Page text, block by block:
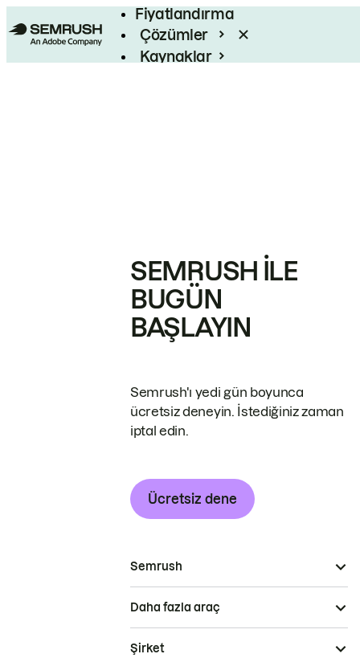
Fiyatlandırma
Çözümler
Kaynaklar
SEMRUSH ILE
BUGÜN
BAŞLAYIN
Semrush'ı yedi gün boyunca
ücretsiz deneyin. İstediğiniz zaman
iptal edin.
Ücretsiz dene
Semrush
Daha fazla araç
Şirket